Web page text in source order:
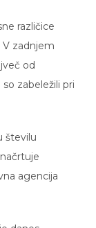
različice
zadnjem
od
zabeležili pri
številu
agencija